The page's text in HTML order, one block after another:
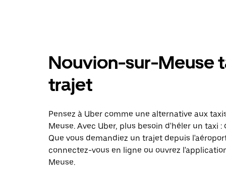
Nouvion-sur-Meuse
trajet
Pensez à Uber comme une alternative aux
Meuse. Avec Uber, plus besoin d'héler un taxi
Que vous demandiez un trajet depuis
connectez-vous en ligne ou ouvrez
Meuse.